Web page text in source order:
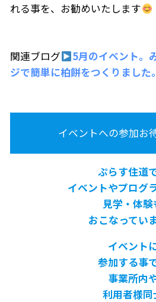
れる事を、お勧めいたします
関連ブログ
5月のイベント。
ジで簡単に柏餅をつくりました。
イベントへの参加お
ぷらす住道
イベントやプログ
見学・体験
おこなっていま
イベント
参加する事で
事業所内
利用者様同